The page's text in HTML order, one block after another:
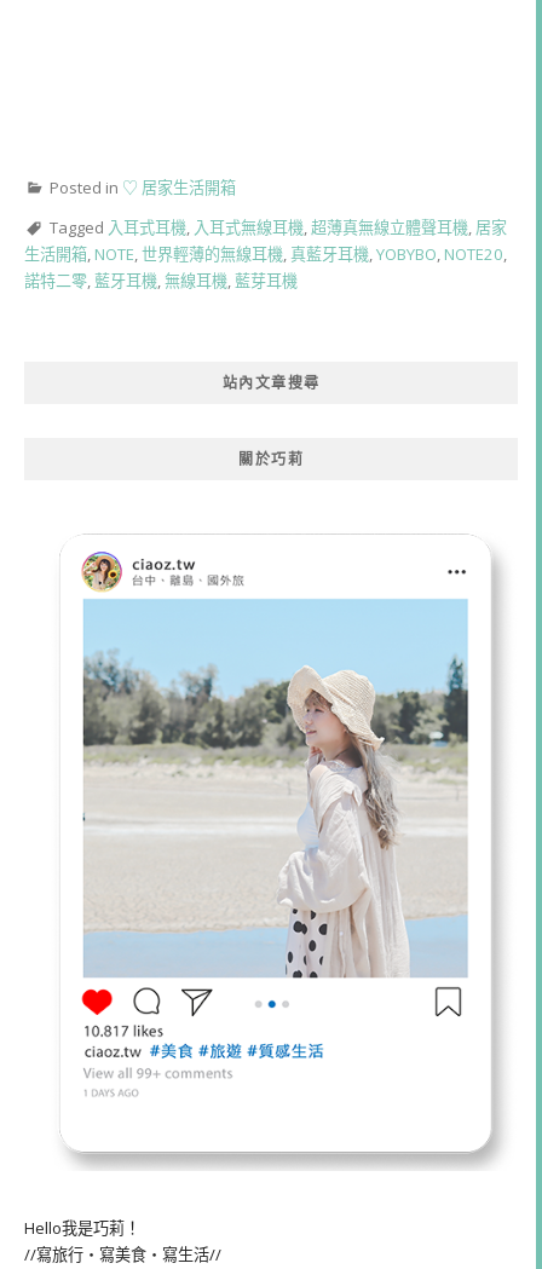
Posted in ♡ 居家生活開箱
Tagged 入耳式耳機, 入耳式無線耳機,超薄真無線立體聲耳機, 居家
生活開箱, NOTE,世界輕薄的無線耳機,真藍牙耳機,YOBYBO, NOTE20,
諾特二零,藍牙耳機,無線耳機,藍芽耳機
站內文章搜尋
關於巧莉
Hello我是巧莉！
//寫旅行・寫美食・寫生活//